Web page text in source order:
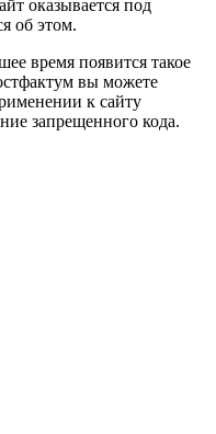
оказывается под
об этом.
время появится такое
вы можете
к сайту
запрещенного кода.